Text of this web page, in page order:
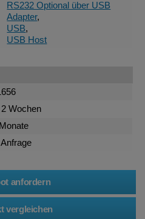
RS232 Optional über USB
Adapter,
USB,
USB Host
Wochen